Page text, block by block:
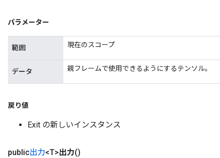
パラメーター
範囲 現在のスコープ
データ 親フレームで使用できるようにするテンソル。
戻り値
Exit の新しいインスタンス
public出力<T>出力()